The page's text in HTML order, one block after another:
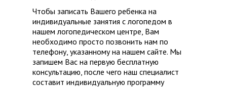
Чтобы записать Вашего ребенка на
индивидуальные занятия с логопедом в
нашем логопедическом центре, Вам
необходимо просто позвонить нам по
телефону, указанному на нашем сайте. Мы
запишем Вас на первую бесплатную
консультацию, после чего наш специалист
составит индивидуальную программу